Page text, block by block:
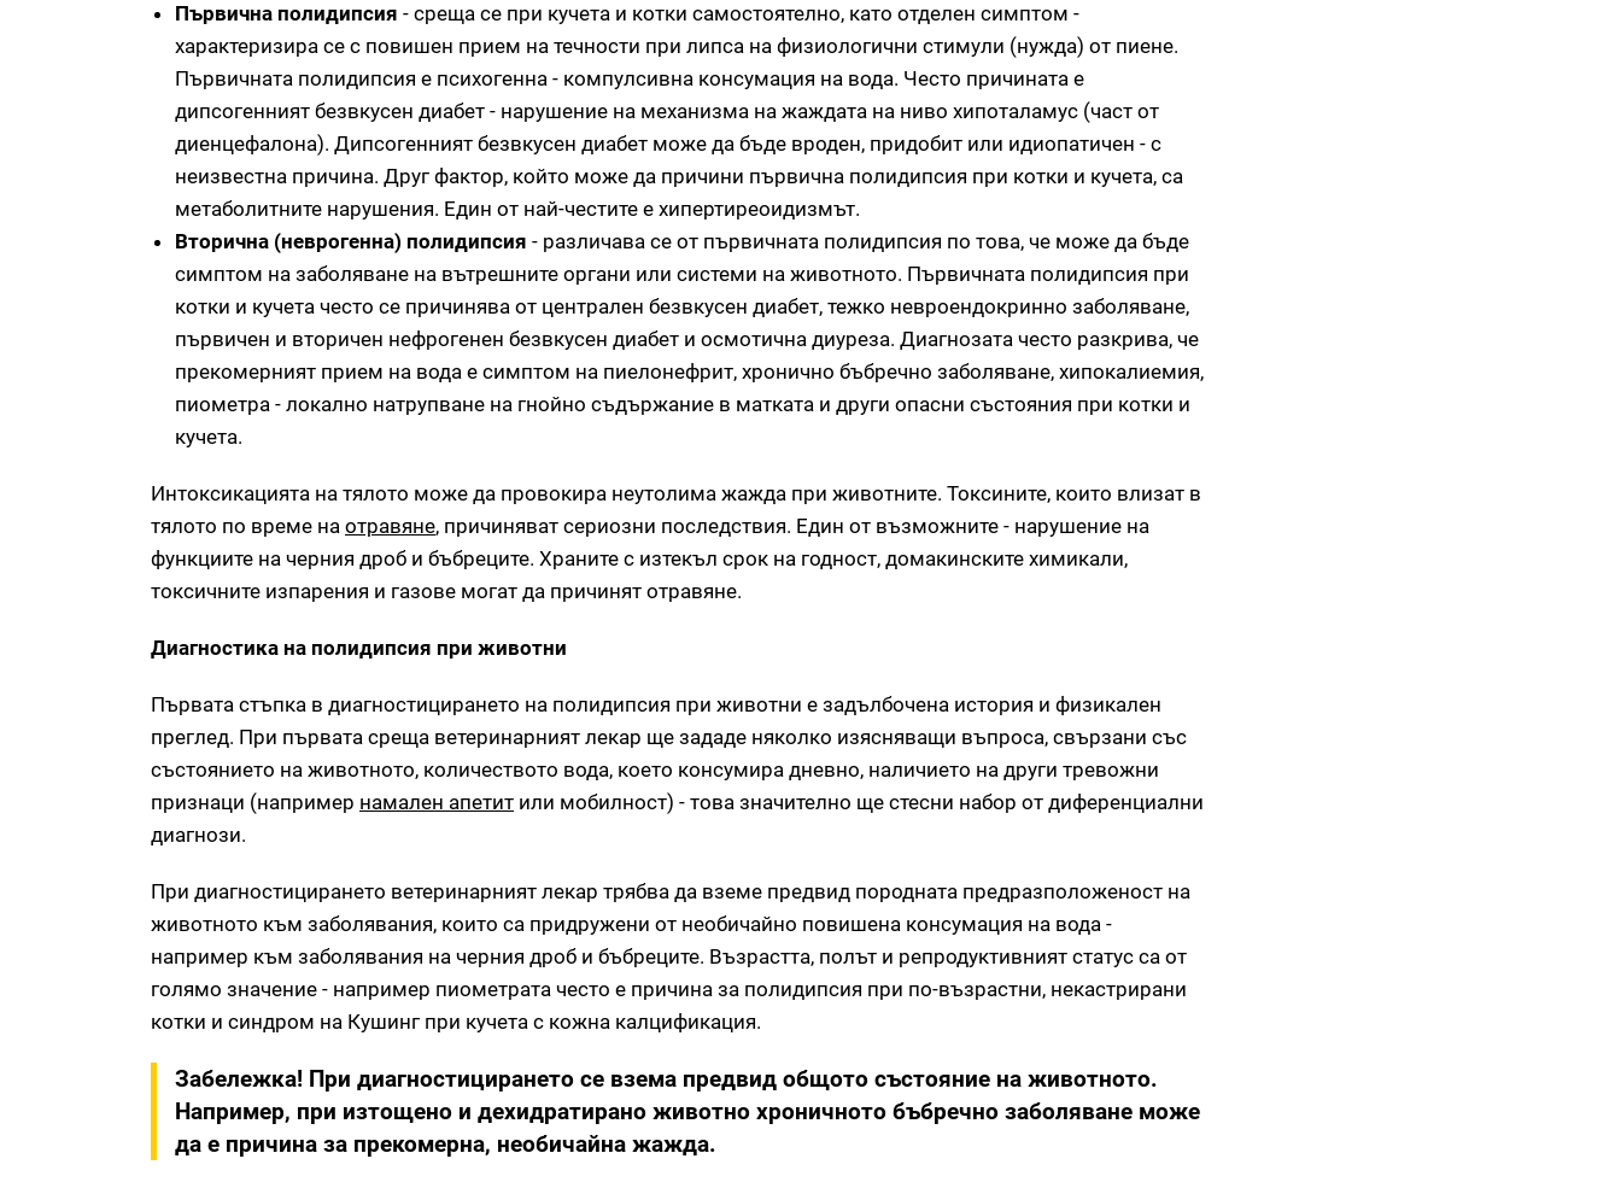
Първична полидипсия - среща се при кучета и котки самостоятелно, като отделен симптом -
характеризира се с повишен прием на течности при липса на физиологични стимули (нужда) от пиене.
Първичната полидипсия е психогенна - компулсивна консумация на вода. Често причината е
дипсогенният безвкусен диабет - нарушение на механизма на жаждата на ниво хипоталамус (част от
диенцефалона). Дипсогенният безвкусен диабет може да бъде вроден, придобит или идиопатичен - с
неизвестна причина. Друг фактор, който може да причини първична полидипсия при котки и кучета, са
метаболитните нарушения. Един от най-честите е хипертиреоидизмът.
Вторична (неврогенна) полидипсия - различава се от първичната полидипсия по това, че може да бъде
симптом на заболяване на вътрешните органи или системи на животното. Първичната полидипсия при
котки и кучета често се причинява от централен безвкусен диабет, тежко невроендокринно заболяване,
първичен и вторичен нефрогенен безвкусен диабет и осмотична диуреза. Диагнозата често разкрива, че
прекомерният прием на вода е симптом на пиелонефрит, хронично бъбречно заболяване, хипокалиемия,
пиометра - локално натрупване на гнойно съдържание в матката и други опасни състояния при котки и
кучета.
Интоксикацията на тялото може да провокира неутолима жажда при животните. Токсините, които влизат в
тялото по време на отравяне, причиняват сериозни последствия. Един от възможните - нарушение на
функциите на черния дроб и бъбреците. Храните с изтекъл срок на годност, домакинските химикали,
токсичните изпарения и газове могат да причинят отравяне.
Диагностика на полидипсия при животни
Първата стъпка в диагностицирането на полидипсия при животни е задълбочена история и физикален
преглед. При първата среща ветеринарният лекар ще зададе няколко изясняващи въпроса, свързани със
състоянието на животното, количеството вода, което консумира дневно, наличието на други тревожни
признаци (например намален апетит или мобилност) - това значително ще стесни набор от диференциални
диагнози.
При диагностицирането ветеринарният лекар трябва да вземе предвид породната предразположеност на
животното към заболявания, които са придружени от необичайно повишена консумация на вода -
например към заболявания на черния дроб и бъбреците. Възрастта, полът и репродуктивният статус са от
голямо значение - например пиометрата често е причина за полидипсия при по-възрастни, некастрирани
котки и синдром на Кушинг при кучета с кожна калцификация.
Забележка! При диагностицирането се взема предвид общото състояние на животното.
Например, при изтощено и дехидратирано животно хроничното бъбречно заболяване може
да е причина за прекомерна, необичайна жажда.